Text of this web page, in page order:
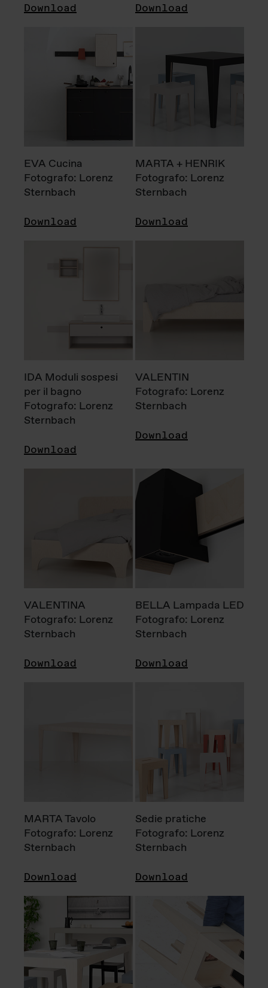
Download Download
EVA Cucina
Fotografo: Lorenz
Sternbach
Download
MARTA + HENRIK
Fotografo: Lorenz
Sternbach
Download
IDA Moduli sospesi
per il bagno
Fotografo: Lorenz
Sternbach
Download
VALENTIN
Fotografo: Lorenz
Sternbach
Download
VALENTINA
Fotografo: Lorenz
Sternbach
Download
BELLA Lampada LED
Fotografo: Lorenz
Sternbach
Download
MARTA Tavolo
Fotografo: Lorenz
Sternbach
Download
Sedie pratiche
Fotografo: Lorenz
Sternbach
Download